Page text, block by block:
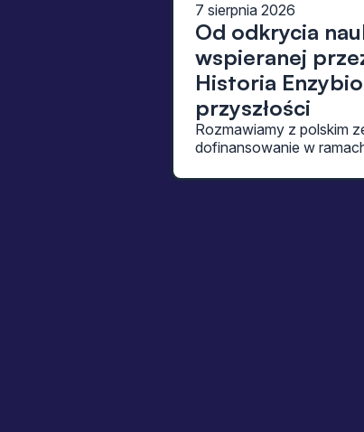
7 sierpnia 2026
Od odkrycia
wspieranej
Historia
przyszłości
Rozmawiamy z polskim
dofinansowanie w